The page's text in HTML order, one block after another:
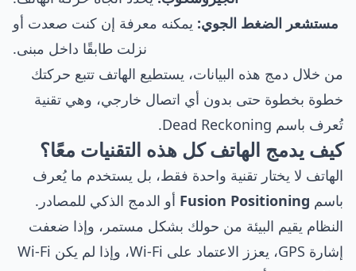
مستشعر الضغط الجوي: يمكنه معرفة إن كنت صعدت أو
نزلت طابقًا داخل مبنى.
من خلال دمج هذه البيانات، يستطيع الهاتف تتبع حركتك
خطوة بخطوة حتى بدون أي اتصال خارجي، وهي تقنية
تُعرف باسم Dead Reckoning.
كيف يدمج الهاتف كل هذه التقنيات معًا؟
الهاتف لا يختار تقنية واحدة فقط، بل يستخدم ما يُعرف
باسم Fusion Positioning أو الدمج الذكي للمصادر.
النظام يقيم البيئة من حولك بشكل مستمر، وإذا ضعفت
إشارة GPS، يعزز الاعتماد على Wi-Fi، وإذا لم يكن Wi-Fi